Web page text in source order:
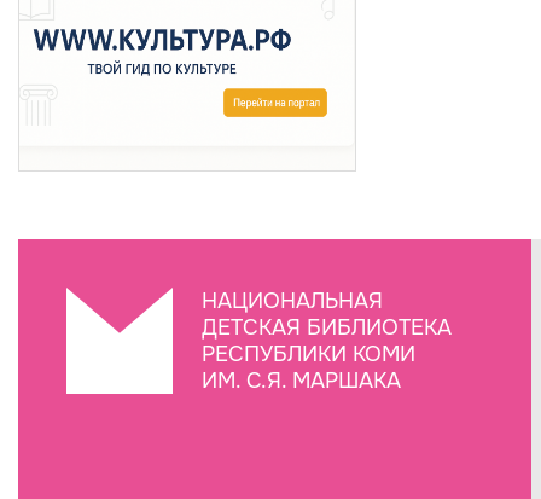
НАЦИОНАЛЬНАЯ
ДЕТСКАЯ БИБЛИОТЕКА
РЕСПУБЛИКИ КОМИ
ИМ. С.Я. МАРШАКА